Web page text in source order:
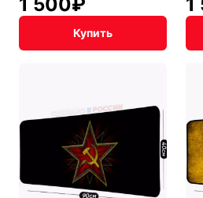
Купить
Мария
Карташева
Восточный
стиль
INariArt